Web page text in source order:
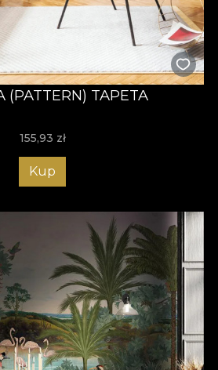
(PATTERN) TAPETA
155,93 zł
Kup